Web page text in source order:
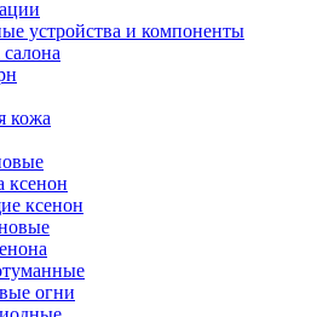
устройства и компоненты
кожа
ксенон
ксенон
огни